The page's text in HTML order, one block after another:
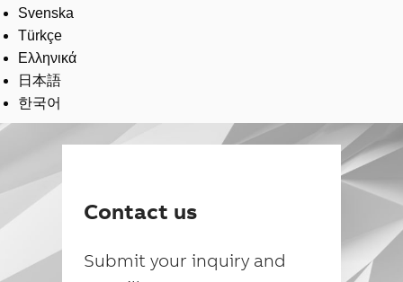
Svenska
Türkçe
Ελληνικά
日本語
한국어
Contact us
Submit your inquiry and